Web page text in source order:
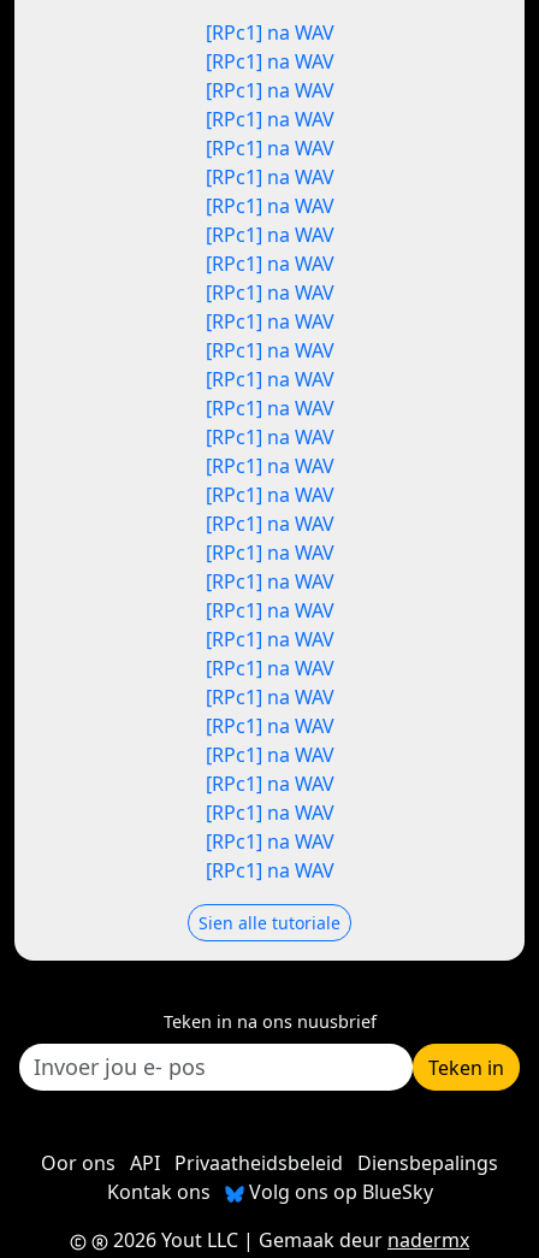
[RPc1] na WAV
[RPc1] na WAV
[RPc1] na WAV
[RPc1] na WAV
[RPc1] na WAV
[RPc1] na WAV
[RPc1] na WAV
[RPc1] na WAV
[RPc1] na WAV
[RPc1] na WAV
[RPc1] na WAV
[RPc1] na WAV
[RPc1] na WAV
[RPc1] na WAV
[RPc1] na WAV
[RPc1] na WAV
[RPc1] na WAV
[RPc1] na WAV
[RPc1] na WAV
[RPc1] na WAV
[RPc1] na WAV
[RPc1] na WAV
[RPc1] na WAV
[RPc1] na WAV
[RPc1] na WAV
[RPc1] na WAV
[RPc1] na WAV
[RPc1] na WAV
[RPc1] na WAV
[RPc1] na WAV
Sien alle tutoriale
Teken in na ons nuusbrief
Teken in
Oor ons API Privaatheidsbeleid
Diensbepalings
Kontak ons
Volg ons op BlueSky
2026 Yout LLC | Gemaak deur nadermx